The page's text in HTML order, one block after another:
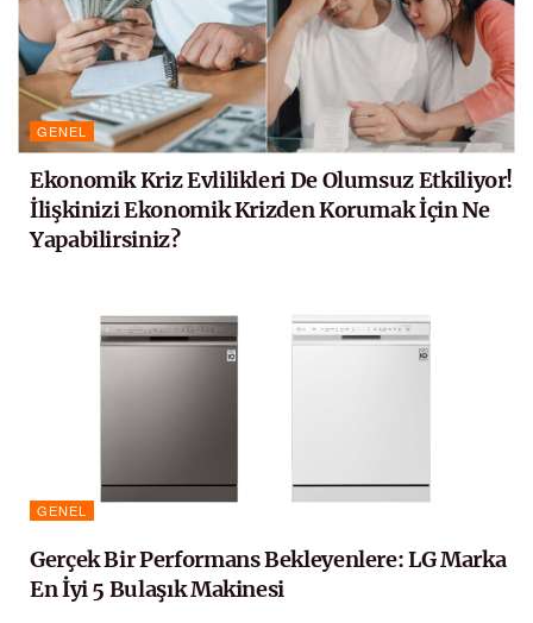
GENEL
Ekonomik Kriz Evlilikleri De Olumsuz Etkiliyor!
İlişkinizi Ekonomik Krizden Korumak İçin Ne
Yapabilirsiniz?
GENEL
Gerçek Bir Performans Bekleyenlere: LG Marka
En İyi 5 Bulaşık Makinesi